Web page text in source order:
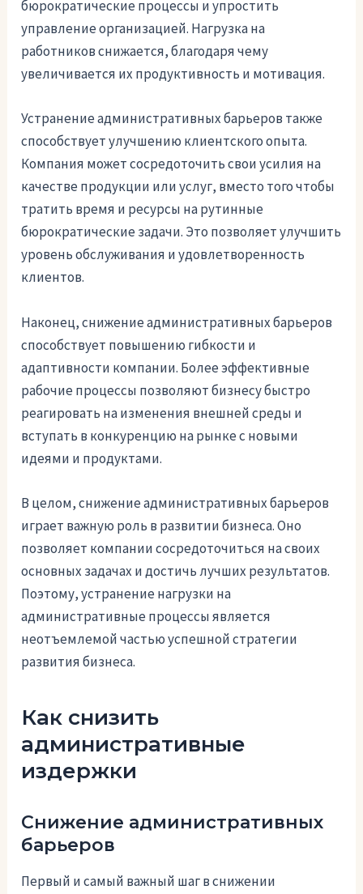
бюрократические процессы и упростить
управление организацией. Нагрузка на
работников снижается, благодаря чему
увеличивается их продуктивность и мотивация.
Устранение административных барьеров также
способствует улучшению клиентского опыта.
Компания может сосредоточить свои усилия на
качестве продукции или услуг, вместо того чтобы
тратить время и ресурсы на рутинные
бюрократические задачи. Это позволяет улучшить
уровень обслуживания и удовлетворенность
клиентов.
Наконец, снижение административных барьеров
способствует повышению гибкости и
адаптивности компании. Более эффективные
рабочие процессы позволяют бизнесу быстро
реагировать на изменения внешней среды и
вступать в конкуренцию на рынке с новыми
идеями и продуктами.
В целом, снижение административных барьеров
играет важную роль в развитии бизнеса. Оно
позволяет компании сосредоточиться на своих
основных задачах и достичь лучших результатов.
Поэтому, устранение нагрузки на
административные процессы является
неотъемлемой частью успешной стратегии
развития бизнеса.
Как снизить
административные
издержки
Снижение административных
барьеров
Первый и самый важный шаг в снижении